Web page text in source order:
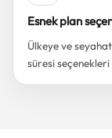
Esnek plan
Ülkeye ve
süresi seçenekleri